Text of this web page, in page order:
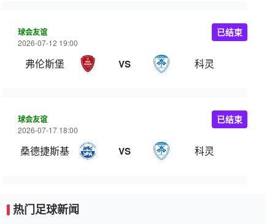
球会友谊
2026-07-12 19:00
弗伦斯堡 VS 科灵
已结束
球会友谊
2026-07-17 18:00
桑德捷斯基 VS 科灵
已结束
热门足球新闻